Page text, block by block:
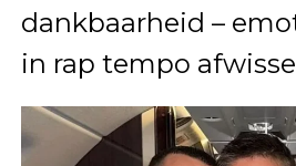
dankbaarheid –
in rap tempo